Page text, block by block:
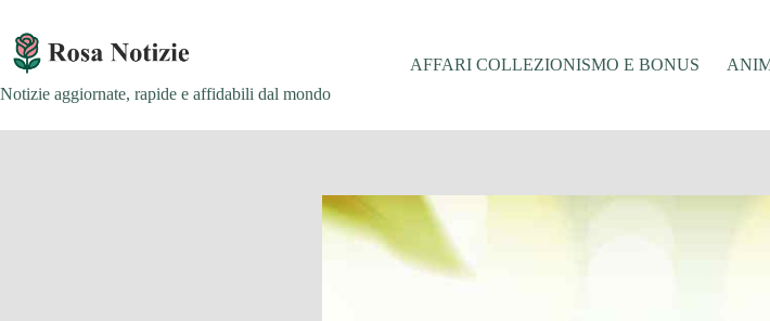
contenuto
Notizie aggiornate, rapide e affidabili dal mondo
AFFARI COLLEZIONISMO E BONUS